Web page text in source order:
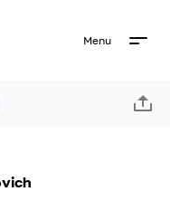
Menu